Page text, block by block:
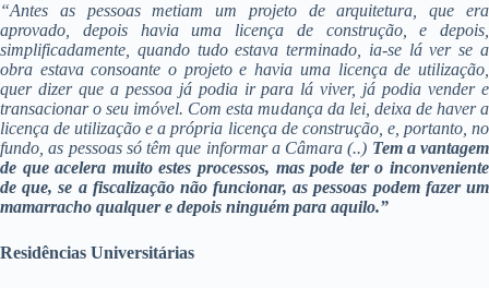
“Antes as pessoas metiam um projeto de arquitetura, que era
aprovado, depois havia uma licença de construção, e depois,
simplificadamente, quando tudo estava terminado, ia-se lá ver se a
obra estava consoante o projeto e havia uma licença de utilização,
quer dizer que a pessoa já podia ir para lá viver, já podia vender e
transacionar o seu imóvel. Com esta mudança da lei, deixa de haver a
licença de utilização e a própria licença de construção, e, portanto, no
fundo, as pessoas só têm que informar a Câmara (..) Tem a vantagem
de que acelera muito estes processos, mas pode ter o inconveniente
de que, se a fiscalização não funcionar, as pessoas podem fazer um
mamarracho qualquer e depois ninguém para aquilo.”
Residências Universitárias